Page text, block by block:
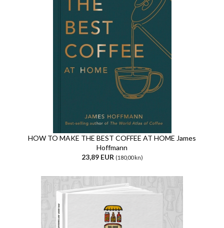
HOW TO MAKE THE BEST COFFEE AT HOME James
Hoffmann
23,89 EUR (180,00 kn)